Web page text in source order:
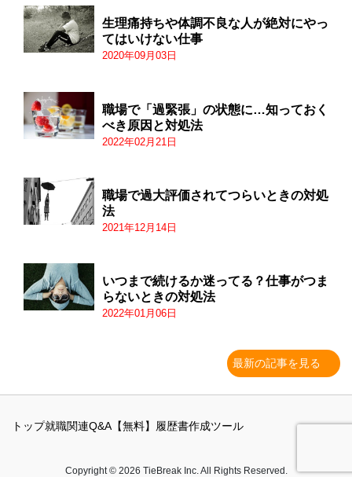
生理痛持ちや体調不良な人が絶対にやっ
てはいけない仕事
2020年09月03日
職場で「過緊張」の状態に…知っておく
べき原因と対処法
2022年02月21日
職場で過大評価されてつらいときの対処
法
2021年12月14日
いつまで続けるか迷ってる？仕事がつま
らないときの対処法
2022年01月06日
最新の記事を見る
トップ就職関連Q&A 【無料】履歴書作成ツール
Copyright © 2026 TieBreak Inc. All Rights Reserved.